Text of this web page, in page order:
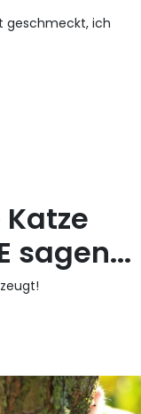
geschmeckt, ich
sagen...